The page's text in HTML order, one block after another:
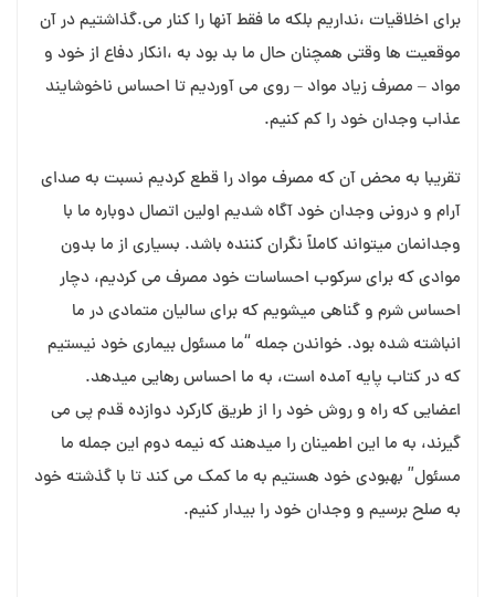
برای اخلاقیات ،نداریم بلکه ما فقط آنها را کنار می.گذاشتیم در آن
موقعیت ها وقتی همچنان حال ما بد بود به ،انکار دفاع از خود و
مواد – مصرف زیاد مواد – روی می آوردیم تا احساس ناخوشایند
عذاب وجدان خود را کم کنیم.
تقریبا به محض آن که مصرف مواد را قطع کردیم نسبت به صدای
آرام و درونی وجدان خود آگاه شدیم اولین اتصال دوباره ما با
وجدانمان میتواند کاملاً نگران کننده باشد. بسیاری از ما بدون
موادی که برای سرکوب احساسات خود مصرف می کردیم، دچار
احساس شرم و گناهی میشویم که برای سالیان متمادی در ما
انباشته شده بود. خواندن جمله “ما مسئول بیماری خود نیستیم
که در کتاب پایه آمده است، به ما احساس رهایی میدهد.
اعضایی که راه و روش خود را از طریق کارکرد دوازده قدم پی می
گیرند، به ما این اطمینان را میدهند که نیمه دوم این جمله ما
مسئول” بهبودی خود هستیم به ما کمک می کند تا با گذشته خود
به صلح برسیم و وجدان خود را بیدار کنیم.